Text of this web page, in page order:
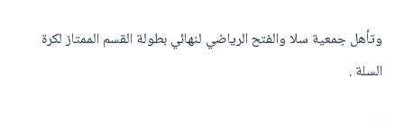
وتأهل جمعية سلا والفتح الرياضي لنهائي بطولة القسم الممتاز لكرة
السلة .